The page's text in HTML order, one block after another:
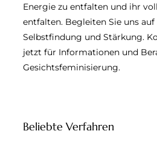
Energie zu entfalten und ihr
entfalten. Begleiten Sie uns auf
Selbstfindung und Stärkung.
jetzt für Informationen und
Gesichtsfeminisierung.
Beliebte Verfahren